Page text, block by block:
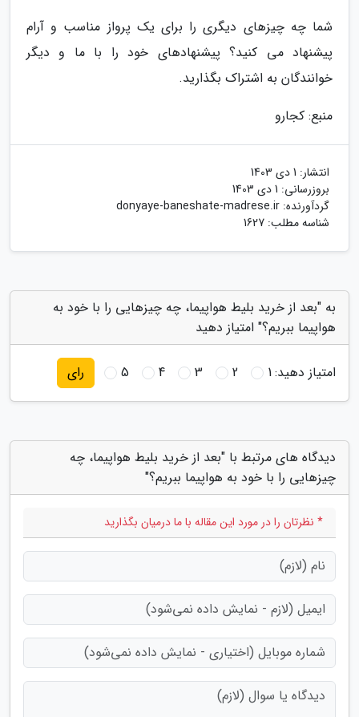
شما چه چیزهای دیگری را برای یک پرواز مناسب و آرام
پیشنهاد می کنید؟ پیشنهادهای خود را با ما و دیگر
خوانندگان به اشتراک بگذارید.
منبع: کجارو
انتشار: 1 دی 1403
بروزرسانی: 1 دی 1403
گردآورنده: donyaye-baneshate-madrese.ir
شناسه مطلب: 1627
به "بعد از خرید بلیط هواپیما، چه چیزهایی را با خود به
هواپیما ببریم؟" امتیاز دهید
امتیاز دهید:1
2
3
4
5 رای
دیدگاه های مرتبط با "بعد از خرید بلیط هواپیما، چه
چیزهایی را با خود به هواپیما ببریم؟"
* نظرتان را در مورد این مقاله با ما درمیان بگذارید